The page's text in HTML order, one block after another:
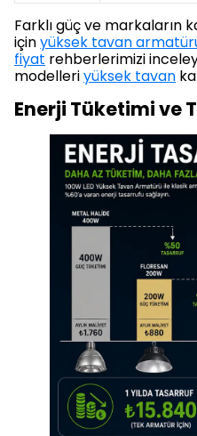
Farklı güç ve markaların
içinyüksek tavan
fiyat rehberlerimizi
modelleriyüksek tavan
Enerji Tüketimi ve